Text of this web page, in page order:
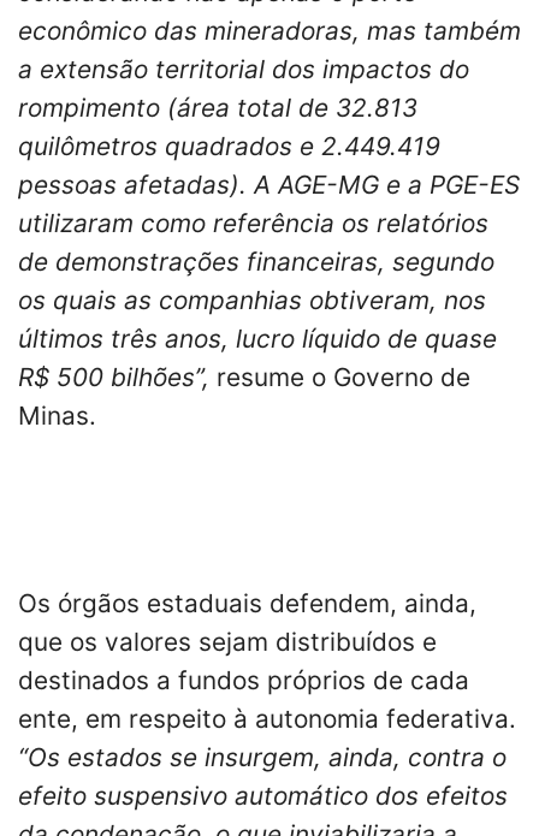
econômico das mineradoras, mas também
a extensão territorial dos impactos do
rompimento (área total de 32.813
quilômetros quadrados e 2.449.419
pessoas afetadas). A AGE-MG e a PGE-ES
utilizaram como referência os relatórios
de demonstrações financeiras, segundo
os quais as companhias obtiveram, nos
últimos três anos, lucro líquido de quase
R$ 500 bilhões”, resume o Governo de
Minas.
Os órgãos estaduais defendem, ainda,
que os valores sejam distribuídos e
destinados a fundos próprios de cada
ente, em respeito à autonomia federativa.
“Os estados se insurgem, ainda, contra o
efeito suspensivo automático dos efeitos